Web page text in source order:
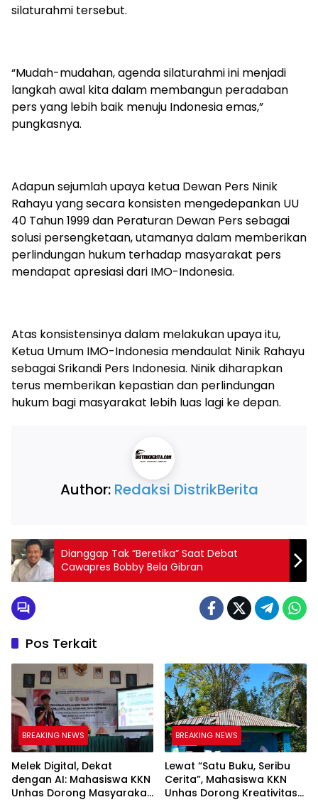
silaturahmi tersebut.
“Mudah-mudahan, agenda silaturahmi ini menjadi
langkah awal kita dalam membangun peradaban
pers yang lebih baik menuju Indonesia emas,”
pungkasnya.
Adapun sejumlah upaya ketua Dewan Pers Ninik
Rahayu yang secara konsisten mengedepankan UU
40 Tahun 1999 dan Peraturan Dewan Pers sebagai
solusi persengketaan, utamanya dalam memberikan
perlindungan hukum terhadap masyarakat pers
mendapat apresiasi dari IMO-Indonesia.
Atas konsistensinya dalam melakukan upaya itu,
Ketua Umum IMO-Indonesia mendaulat Ninik Rahayu
sebagai Srikandi Pers Indonesia. Ninik diharapkan
terus memberikan kepastian dan perlindungan
hukum bagi masyarakat lebih luas lagi ke depan.
Author: Redaksi DistrikBerita
Dianggap Tak “Beretika” Saat Debat
Cawapres Bobby Bela Gibran
Pos Terkait
BREAKING NEWS
Melek Digital, Dekat
dengan AI: Mahasiswa KKN
Unhas Dorong Masyarakat
BREAKING NEWS
Lewat “Satu Buku, Seribu
Cerita”, Mahasiswa KKN
Unhas Dorong Kreativitas